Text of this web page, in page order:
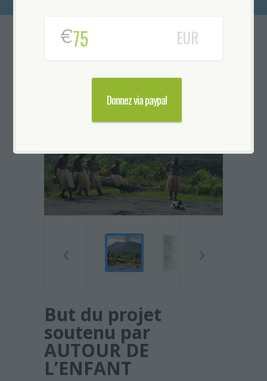
Centre de santé au
But du projet
soutenu par
AUTOUR DE
L’ENFANT
€ EUR
Donnez via paypal